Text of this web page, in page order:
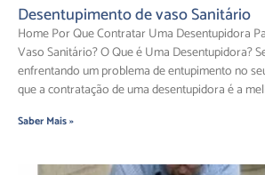
Desentupimento de vaso Sanitário
Home Por Que Contratar Uma Desentupidora
Vaso Sanitário? O Que é Uma Desentupidora?
enfrentando um problema de entupimento no
que a contratação de uma desentupidora é a
Saber Mais »